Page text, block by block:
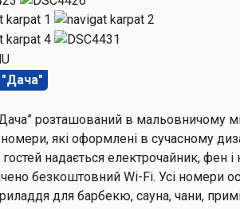
"Дача"
розташований в мальовничому
які оформлені в сучасному
надається електрочайник, фен і
безкоштовний Wi-Fi. Усі номери
для барбекю, сауна, чани,